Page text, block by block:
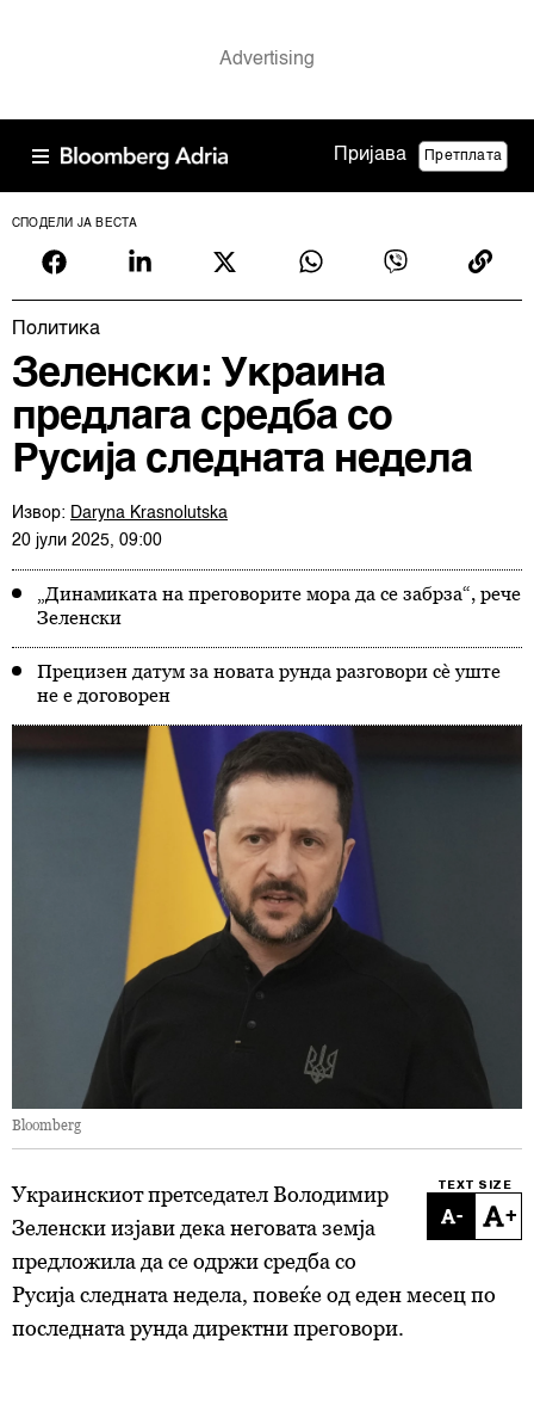
Пријава Претплата
СПОДЕЛИ ЈА ВЕСТА
Политика
Зеленски: Украина
предлага средба со
Русија следната недела
Извор: Daryna Krasnolutska
20 јули 2025, 09:00
„Динамиката на преговорите мора да се забрза“, рече
Зеленски
Прецизен датум за новата рунда разговори сè уште
не е договорен
Bloomberg
TEXT SIZE
- +
Украинскиот претседател Володимир
Зеленски изјави дека неговата земја
предложила да се одржи средба со
Русија следната недела, повеќе од еден месец по
последната рунда директни преговори.